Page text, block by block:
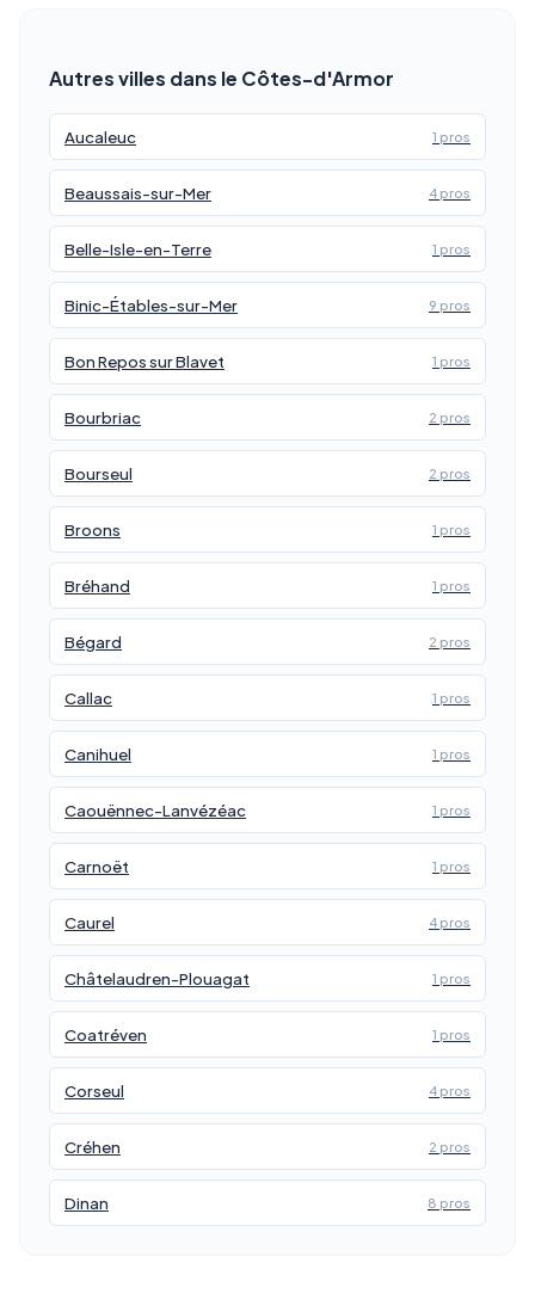
Autres villes dans le Côtes-d'Armor
Aucaleuc 1 pros
Beaussais-sur-Mer 4 pros
Belle-Isle-en-Terre 1 pros
Binic-Étables-sur-Mer 9 pros
Bon Repos sur Blavet 1 pros
Bourbriac 2 pros
Bourseul 2 pros
Broons 1 pros
Bréhand 1 pros
Bégard 2 pros
Callac 1 pros
Canihuel 1 pros
Caouënnec-Lanvézéac 1 pros
Carnoët 1 pros
Caurel 4 pros
Châtelaudren-Plouagat 1 pros
Coatréven 1 pros
Corseul 4 pros
Créhen 2 pros
Dinan 8 pros